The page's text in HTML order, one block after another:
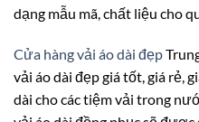
dạng mẫu mã, chất liệu cho
Cửa hàng vải áo dài đẹp
vải áo dài đẹp giá tốt, giá rẻ,
dài cho các tiệm vải trong